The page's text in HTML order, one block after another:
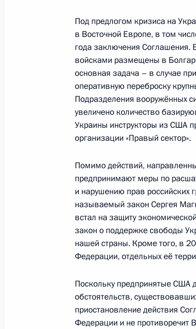
Поздравление Президенту
праздником – Днём
4 июля 2016 года, 12:15
Соболезнования
12 июня 2016 года, 20:40
Телефонный разговор с
18 апреля 2016 года, 20:00
Встреча с госсекретарём
24 марта 2016 года, 19:40
Телефонный разговор с
15 марта 2016 года, 00:20
Под предлогом кризиса на
в Восточной Европе, в том
года заключения Соглашения.
войсками размещены в
основная задача – в случае
оперативную переброску
Подразделения вооружённых
увеличено количество
Украины инструкторы из США
организации «Правый сектор».
Помимо действий,
предпринимают меры по
и нарушению прав российских
называемый закон Сергея
встал на защиту
закон о поддержке свободы
нашей страны. Кроме того, в
Федерации, отдельных её
Поскольку предпринятые США
обстоятельств,
приостановление действия
Федерации и не противоречит